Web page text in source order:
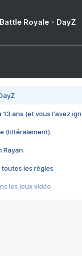
Royale - DayZ
13 ans (et vous l'avez
(littéralement)
Rayan
toutes les règles
les jeux vidéo